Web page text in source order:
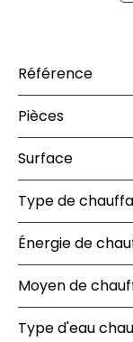
Référence
Pièces
Surface
Type de
Énergie de
Moyen de
Type d'eau